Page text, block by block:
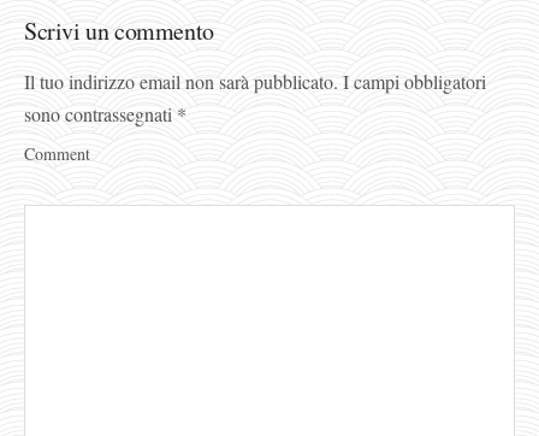
Scrivi un commento
Il tuo indirizzo email non sarà pubblicato. I campi obbligatori
sono contrassegnati *
Comment